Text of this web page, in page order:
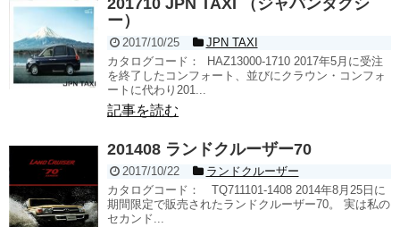
201710 JPN TAXI （ジャパンタクシ
ー）
2017/10/25
JPN TAXI
カタログコード： HAZ13000-1710 2017年5月に受注
を終了したコンフォート、並びにクラウン・コンフォ
ートに代わり201...
記事を読む
201408 ランドクルーザー70
2017/10/22
ランドクルーザー
カタログコード： TQ711101-1408 2014年8月25日に
期間限定で販売されたランドクルーザー70。 実は私の
セカンド...